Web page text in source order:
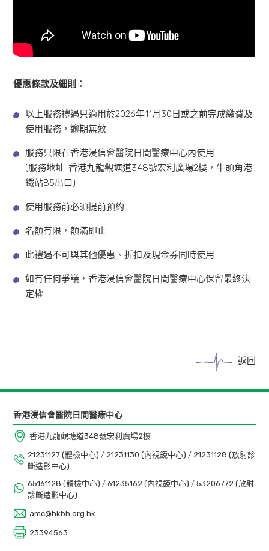
優惠條款及細則：
以上服務禮遇只適用於2026年11月30日或之前完成繳費及
使用服務，逾期無效
服務只限在香港浸信會醫院日間醫療中心內使用
(服務地址: 香港九龍觀塘道348號宏利廣場2樓，牛頭角港
鐵站B5出口)
使用服務前必須提前預約
名額有限，額滿即止
此禮遇不可與其他優惠、折扣及現金券同時使用
如有任何爭議，香港浸信會醫院日間醫療中心保留最終決
定權
返回
香港浸信會醫院日間醫療中心
香港九龍觀塘道348號宏利廣場2樓
21231127 (體檢中心) / 21231130 (內視鏡中心) / 21231128 (放射診
斷造影中心)
65161128 (體檢中心) / 61235162 (內視鏡中心) / 53206772 (放射
診斷造影中心)
amc@hkbh.org.hk
23394563